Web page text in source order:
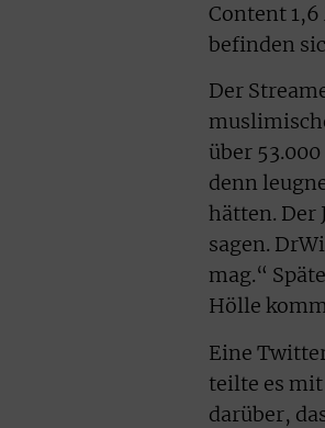
Content
befinden
Der
über
denn
hätten. Der
sagen.
mag.“
Hölle
Eine
teilte es
darüber,